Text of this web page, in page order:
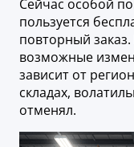
Сейчас особой
пользуется
повторный
возможные
зависит от
складах,
отменял.